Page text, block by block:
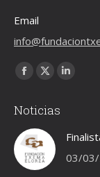
Email
Encuéntranos en:
Facebook
opens
in
new
window
X
opens
in
new
window
Linkedin
in
Noticias
03/